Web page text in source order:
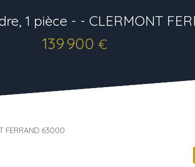
1 pièce - - CLERMONT
139 900 €
FERRAND 63000